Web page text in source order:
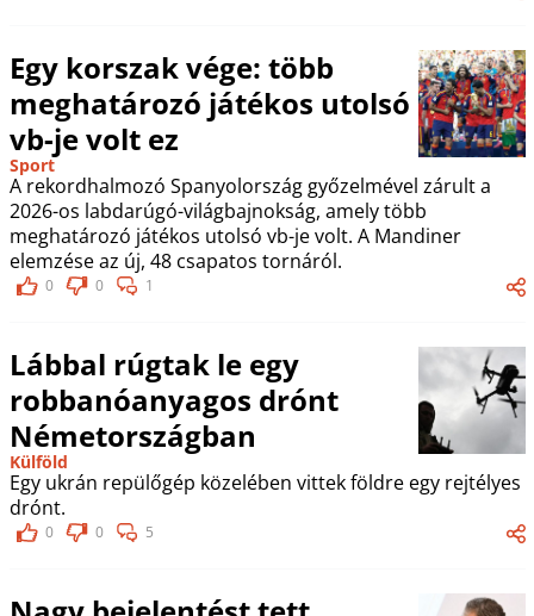
Egy korszak vége: több
meghatározó játékos utolsó
vb-je volt ez
Sport
A rekordhalmozó Spanyolország győzelmével zárult a
2026-os labdarúgó-világbajnokság, amely több
meghatározó játékos utolsó vb-je volt. A Mandiner
elemzése az új, 48 csapatos tornáról.
0 0 1
Lábbal rúgtak le egy
robbanóanyagos drónt
Németországban
Külföld
Egy ukrán repülőgép közelében vittek földre egy rejtélyes
drónt.
0 0 5